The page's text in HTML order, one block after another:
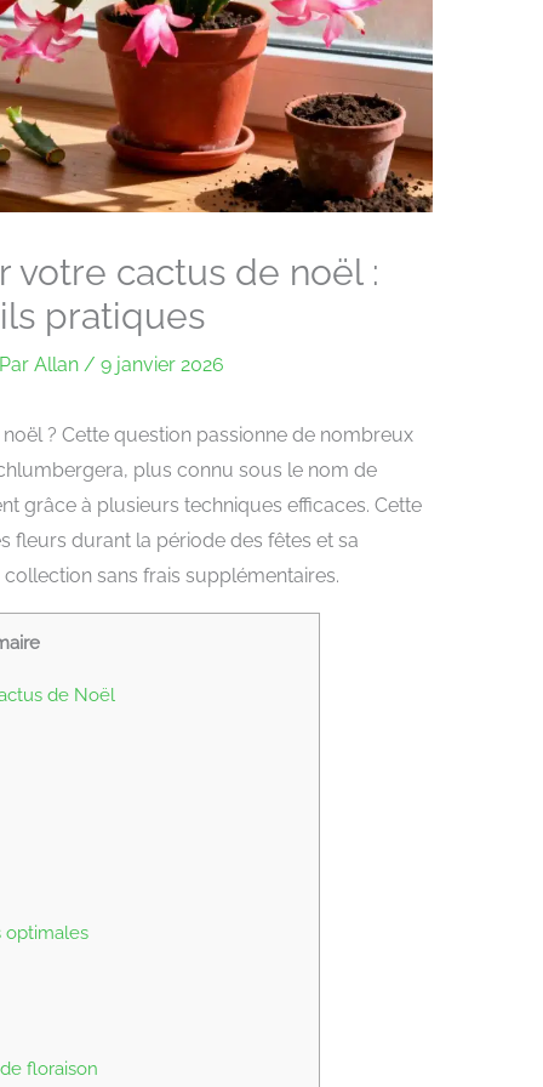
cactus de noël :
pratiques
Allan / 9 janvier 2026
? Cette question passionne de nombreux
plus connu sous le nom de
grâce à plusieurs techniques efficaces. Cette
fleurs durant la période des fêtes et sa
sans frais supplémentaires.
de Noël
floraison